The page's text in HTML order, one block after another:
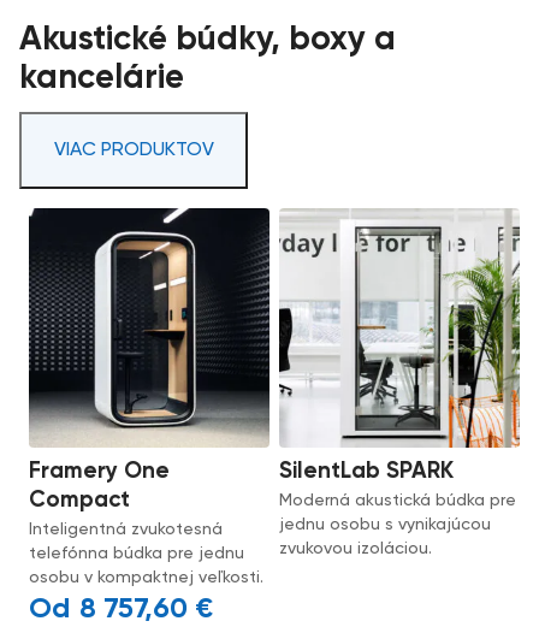
Akustické búdky, boxy a
kancelárie
VIAC PRODUKTOV
Framery One
Compact
Inteligentná zvukotesná
telefónna búdka pre jednu
osobu v kompaktnej veľkosti.
8 757,60 €
SilentLab SPARK
Moderná akustická búdka pre
jednu osobu s vynikajúcou
zvukovou izoláciou.